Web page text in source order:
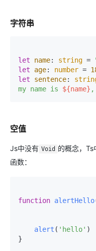
字符串
let name: string =
let
age: number =
let
sentence:
my name is ${name} ,
空值
Js中没有 Void 的概念，Ts
函数：
function alertHello
alert ( 'hello' )